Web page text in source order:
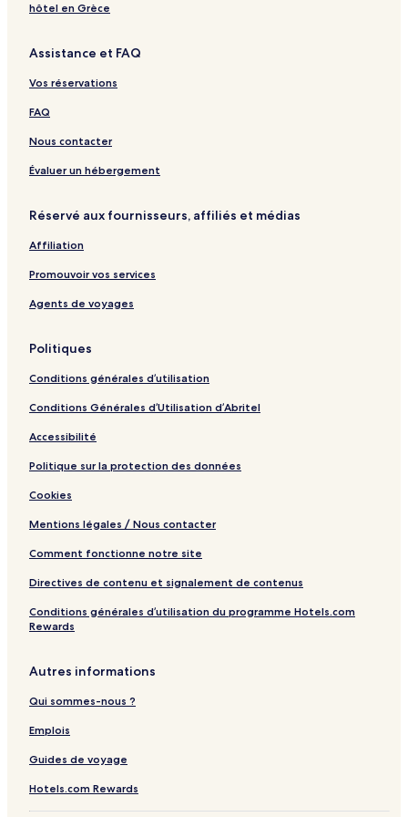
t
a
d
L
e
i
u
C
u
b
e
a
n
i
n
S
p
a
e
n
i
s
c
o
t
hôtel en Grèce
Assistance et FAQ
Vos réservations
FAQ
Nous contacter
Évaluer un hébergement
Réservé aux fournisseurs, affiliés et médias
Affiliation
Promouvoir vos services
Agents de voyages
Politiques
Conditions générales d’utilisation
Conditions Générales d’Utilisation d’Abritel
Accessibilité
Politique sur la protection des données
Cookies
Mentions légales / Nous contacter
Comment fonctionne notre site
Directives de contenu et signalement de contenus
Conditions générales d’utilisation du programme Hotels.com
Rewards
Autres informations
Qui sommes-nous ?
Emplois
Guides de voyage
Hotels.com Rewards